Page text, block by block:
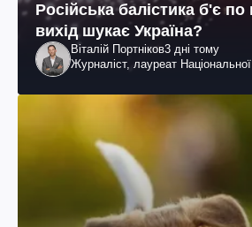
Російська балістика б'є по
вихід шукає Україна?
Віталій Портніков3 дні тому
Журналіст, лауреат Національної